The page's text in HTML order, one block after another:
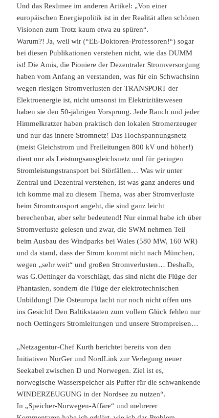
Und das Resümee im anderen Artikel: „Von einer
europäischen Energiepolitik ist in der Realität allen schönen
Visionen zum Trotz kaum etwa zu spüren“.
Warum?! Ja, weil wir (“EE-Doktoren-Professoren!“) sogar
bei diesen Publikationen verstehen nicht, wie das DUMM
ist! Die Amis, die Pioniere der Dezentraler Stromversorgung
haben vom Anfang an verstanden, was für ein Schwachsinn
wegen riesigen Stromverlusten der TRANSPORT der
Elektroenergie ist, nicht umsonst im Elektrizitätswesen
haben sie den 50-jährigen Vorsprung. Jede Ranch und jeder
Himmelkratzer haben praktisch den lokalen Stromerzeuger
und nur das innere Stromnetz! Das Hochspannungsnetz
(meist Gleichstrom und Freileitungen 800 kV und höher!)
dient nur als Leistungsausgleichsnetz und für geringen
Stromleistungstransport bei Störfällen… Was wir unter
Zentral und Dezentral verstehen, ist was ganz anderes und
ich komme mal zu diesem Thema, was aber Stromverluste
beim Stromtransport angeht, die sind ganz leicht
berechenbar, aber sehr bedeutend! Nur einmal habe ich über
Stromverluste gelesen und zwar, die SWM nehmen Teil
beim Ausbau des Windparks bei Wales (580 MW, 160 WR)
und da stand, dass der Strom kommt nicht nach München,
wegen „sehr weit“ und großen Stromverlusten… Deshalb,
was G.Oettinger da vorschlägt, das sind nicht die Flüge der
Phantasien, sondern die Flüge der elektrotechnischen
Unbildung! Die Osteuropa lacht nur noch nicht offen uns
ins Gesicht! Den Baltikstaaten zum vollem Glück fehlen nur
noch Oettingers Stromleitungen und unsere Strompreisen…
„Netzagentur-Chef Kurth berichtet bereits von den
Initiativen NorGer und NordLink zur Verlegung neuer
Seekabel zwischen D und Norwegen. Ziel ist es,
norwegische Wasserspeicher als Puffer für die schwankende
WINDERZEUGUNG in der Nordsee zu nutzen“.
In „Speicher-Norwegen-Affäre“ und mehrerer